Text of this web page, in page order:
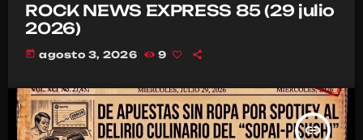
ROCK NEWS EXPRESS 85 (29 julio
2026)
today agosto 3, 2026 9
insert_link